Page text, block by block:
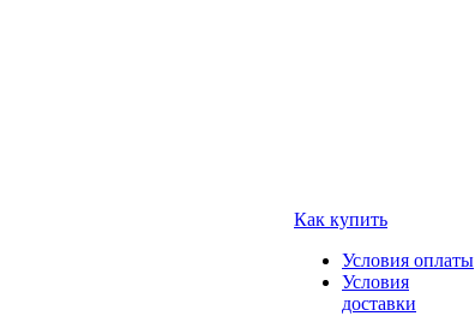
Как купить
Условия оплаты
Условия
доставки